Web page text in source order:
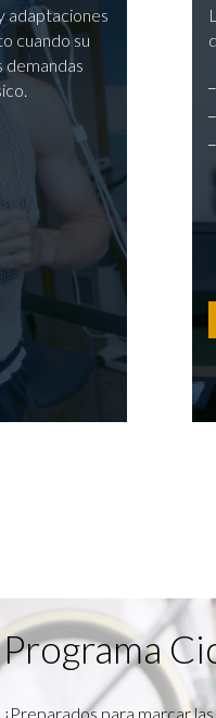
adaptaciones
cuando su
demandas
Programa
¿Preparados para marcar